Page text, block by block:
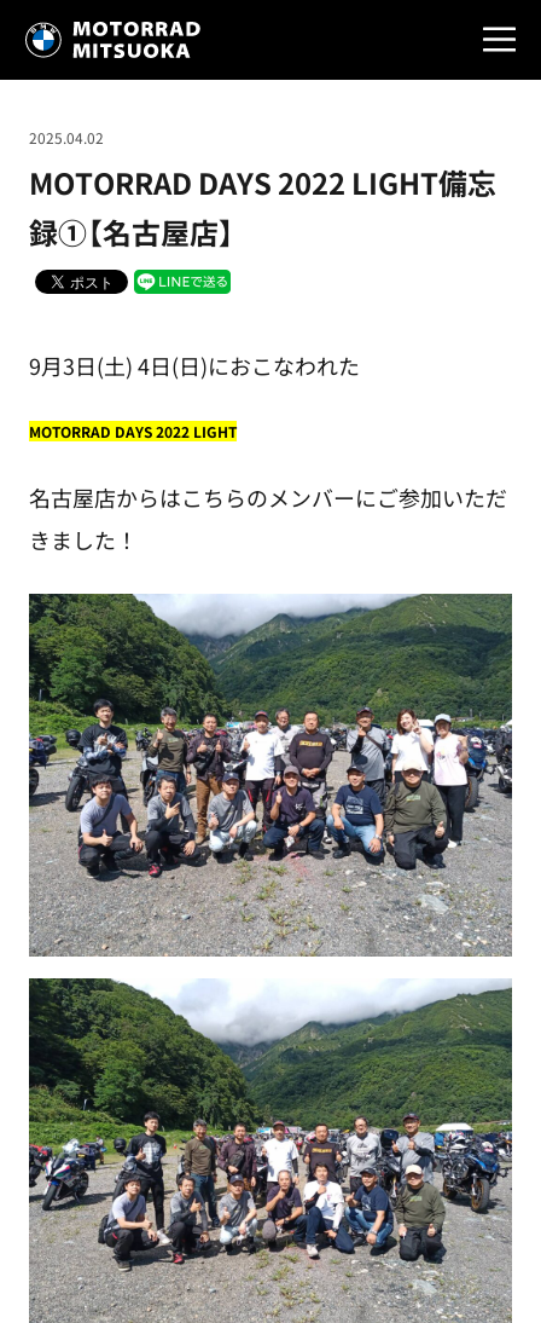
MOTORRAD DAYS 2022 LIGHT備忘
録①【名古屋店】
2025.04.02
9月3日(土) 4日(日)におこなわれた
MOTORRAD DAYS 2022 LIGHT
名古屋店からはこちらのメンバーにご参加いただ
きました！